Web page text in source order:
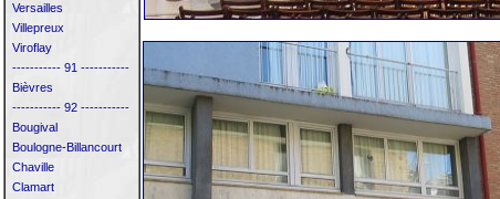
Versailles
Villepreux
Viroflay
----------- 91 -----------
Bièvres
----------- 92 -----------
Bougival
Boulogne-Billancourt
Chaville
Clamart